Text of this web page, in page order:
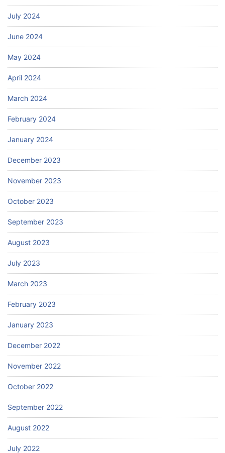
July 2024
June 2024
May 2024
April 2024
March 2024
February 2024
January 2024
December 2023
November 2023
October 2023
September 2023
August 2023
July 2023
March 2023
February 2023
January 2023
December 2022
November 2022
October 2022
September 2022
August 2022
July 2022